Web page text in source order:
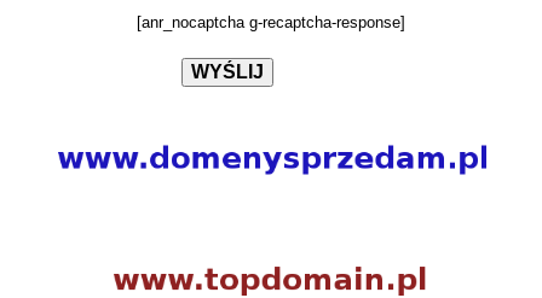
[anr_nocaptcha g-recaptcha-response]